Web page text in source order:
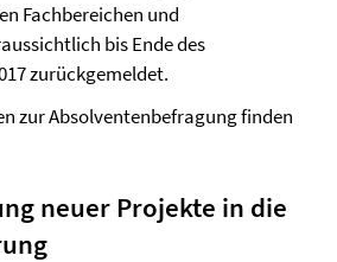
Fachbereichen und
bis Ende des
zurückgemeldet.
zur Absolventenbefragung finden
neuer Projekte in die